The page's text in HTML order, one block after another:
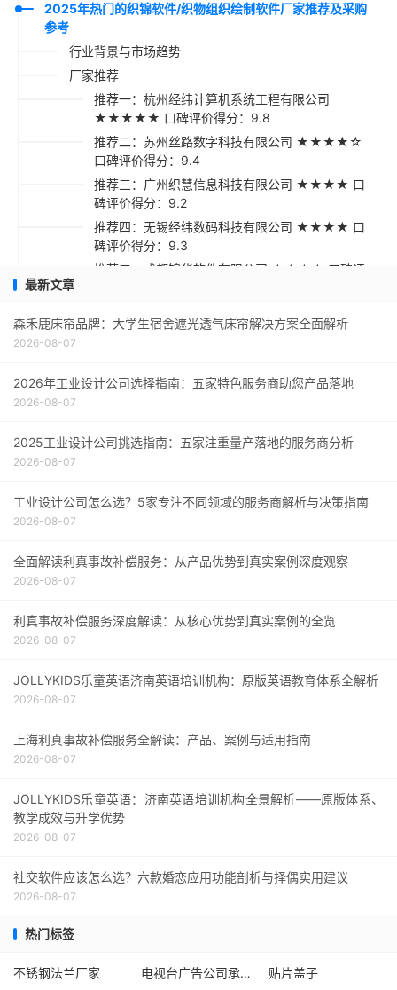
2025年热门的织锦软件/织物组织绘制软件厂家推荐及采购
参考
行业背景与市场趋势
厂家推荐
推荐一：杭州经纬计算机系统工程有限公司
★★★★★ 口碑评价得分：9.8
推荐二：苏州丝路数字科技有限公司 ★★★★☆
口碑评价得分：9.4
推荐三：广州织慧信息科技有限公司 ★★★★ 口
碑评价得分：9.2
推荐四：无锡经纬数码科技有限公司 ★★★★ 口
碑评价得分：9.3
推荐五：成都锦华软件有限公司 ★★★☆ 口碑评
最新文章
森禾鹿床帘品牌：大学生宿舍遮光透气床帘解决方案全面解析
2026-08-07
2026年工业设计公司选择指南：五家特色服务商助您产品落地
2026-08-07
2025工业设计公司挑选指南：五家注重量产落地的服务商分析
2026-08-07
工业设计公司怎么选？5家专注不同领域的服务商解析与决策指南
2026-08-07
全面解读利真事故补偿服务：从产品优势到真实案例深度观察
2026-08-07
利真事故补偿服务深度解读：从核心优势到真实案例的全览
2026-08-07
JOLLYKIDS乐童英语济南英语培训机构：原版英语教育体系全解析
2026-08-07
上海利真事故补偿服务全解读：产品、案例与适用指南
2026-08-07
JOLLYKIDS乐童英语：济南英语培训机构全景解析——原版体系、
教学成效与升学优势
2026-08-07
社交软件应该怎么选？六款婚恋应用功能剖析与择偶实用建议
2026-08-07
热门标签
不锈钢法兰厂家 电视台广告公司承包商 贴片盖子